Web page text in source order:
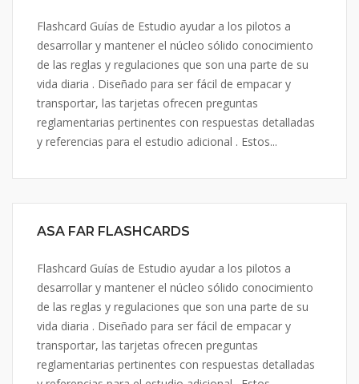
Flashcard Guías de Estudio ayudar a los pilotos a
desarrollar y mantener el núcleo sólido conocimiento
de las reglas y regulaciones que son una parte de su
vida diaria . Diseñado para ser fácil de empacar y
transportar, las tarjetas ofrecen preguntas
reglamentarias pertinentes con respuestas detalladas
y referencias para el estudio adicional . Estos...
ASA FAR FLASHCARDS
Flashcard Guías de Estudio ayudar a los pilotos a
desarrollar y mantener el núcleo sólido conocimiento
de las reglas y regulaciones que son una parte de su
vida diaria . Diseñado para ser fácil de empacar y
transportar, las tarjetas ofrecen preguntas
reglamentarias pertinentes con respuestas detalladas